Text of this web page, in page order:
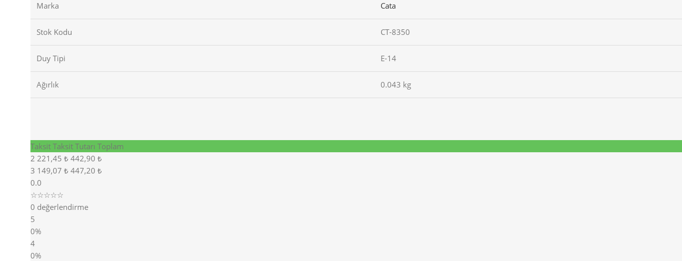
Marka
Cata
Stok Kodu CT-8350
Duy Tipi E-14
Ağırlık 0.043 kg
Taksit Taksit Tutarı Toplam
2 221,45 ₺ 442,90 ₺
3 149,07 ₺ 447,20 ₺
0.0
☆☆☆☆☆
0 değerlendirme
5
0%
4
0%